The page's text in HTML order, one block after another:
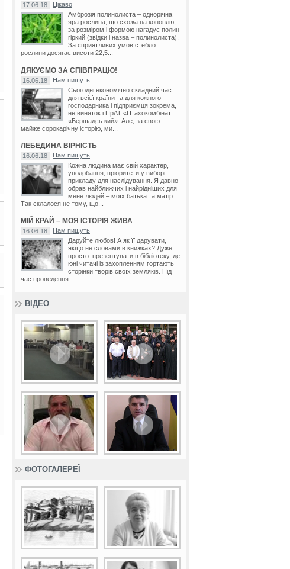
17.06.18
Цікаво
Амброзія полинолиста – однорічна
яра рослина, що схожа на коноплю,
за розміром і формою нагадує полин
гіркий (звідки і назва – полинолиста).
За сприятливих умов стебло
рослини досягає висоти 22,5...
ДЯКУЄМО ЗА СПІВПРАЦЮ!
16.06.18
Нам пишуть
Сьогодні економічно складний час
для всієї країни та для кожного
господарника і підприємця зокрема,
не виняток і ПрАТ «Птахокомбінат
«Бершадсь кий». Але, за свою
майже сорокарічну історію, ми...
ЛЕБЕДИНА ВІРНІСТЬ
16.06.18
Нам пишуть
Кожна людина має свій характер,
уподобання, пріоритети у виборі
прикладу для наслідування. Я давно
обрав найближчих і найрідніших для
мене людей – моїх батька та матір.
Так склалося не тому, що...
МІЙ КРАЙ – МОЯ ІСТОРІЯ ЖИВА
16.06.18
Нам пишуть
Даруйте любов! А як її дарувати,
якщо не словами в книжках? Дуже
просто: презентувати в бібліотеку, де
юні читачі із захопленням гортають
сторінки творів своїх земляків. Під
час проведення...
ВІДЕО
ФОТОГАЛЕРЕЇ